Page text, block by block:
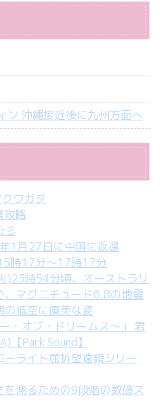
沖縄接近後に九州方面へ
ワガタ
攻略
彡
1月27日に中国に返還
時17分～17時17分
時54分頃、オーストラリ
、マグニチュード6.8の地震
低空に優美な姿
・オブ・ドリームス～」 君
【Park Sound】
ライト屈折望遠鏡シリー
測るための9段階の数値ス